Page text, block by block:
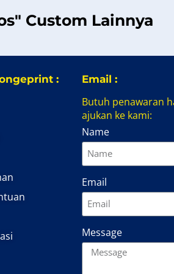
Custom Lainnya
: Email :
Butuh penawaran
ajukan ke kami:
Name
Email
Message